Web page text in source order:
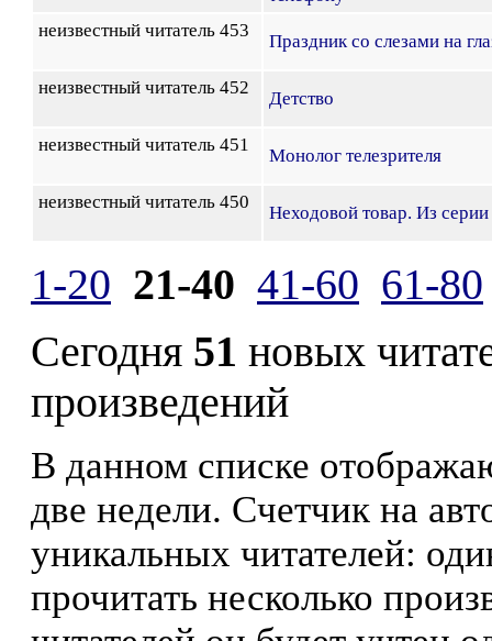
неизвестный читатель 453
Праздник со слезами на
неизвестный читатель 452
Детство
неизвестный читатель 451
Монолог телезрителя
неизвестный читатель 450
Неходовой товар. Из
1-20 21-40 41-60 61-80
Сегодня 51 новых
произведений
В данном списке
две недели. Счетчик на
уникальных читателей:
прочитать несколько